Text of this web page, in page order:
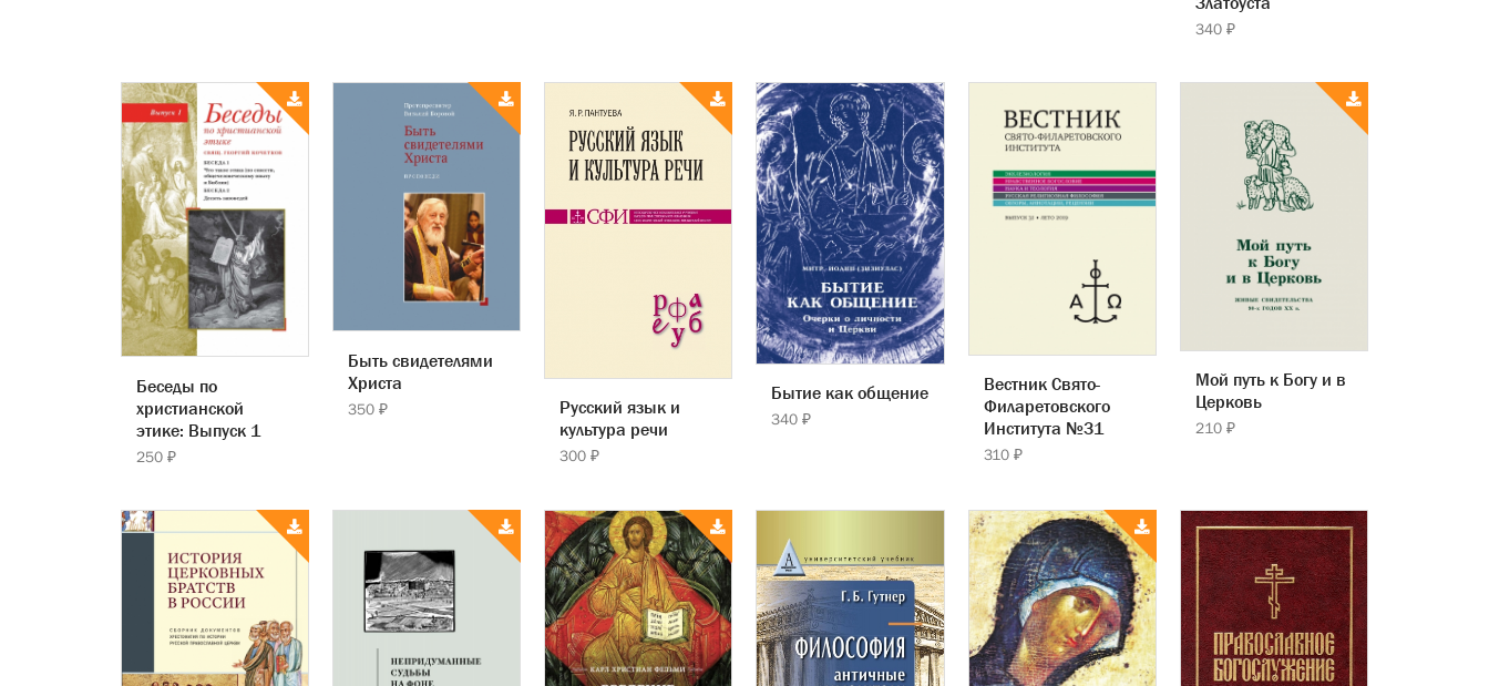
340 ₽
Беседы по
христианской
этике: Выпуск 1
250 ₽
Быть свидетелями
Христа
350 ₽
Русский язык и
культура речи
300 ₽
Бытие как общение
340 ₽
Вестник Свято-
Филаретовского
Института №31
310 ₽
Мой путь к Богу и в
Церковь
210 ₽